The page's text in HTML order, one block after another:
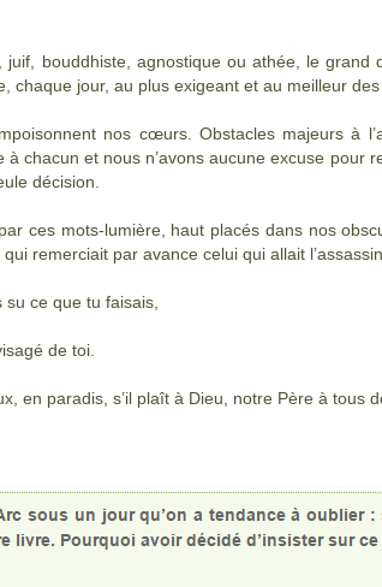
bouddhiste, agnostique ou athée, le grand
jour, au plus exigeant et au meilleur
nos cœurs. Obstacles majeurs à
chacun et nous n’avons aucune excuse pour
décision.
ces mots-lumière, haut placés dans nos
remerciait par avance celui qui allait
ce que tu faisais,
de toi.
en paradis, s’il plaît à Dieu, notre Père à tous